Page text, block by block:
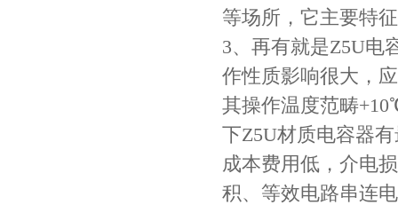
等场所，它主要特
3、再有就是Z5U电
作性质影响很大，
其操作温度范畴
下Z5U材质电容器
成本费用低，介电
积、等效电路串连